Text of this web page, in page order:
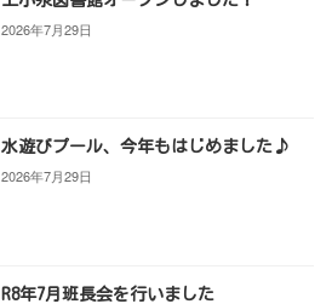
2026年7月29日
水遊びプール、今年もはじめました♪
2026年7月29日
R8年7月班長会を行いました